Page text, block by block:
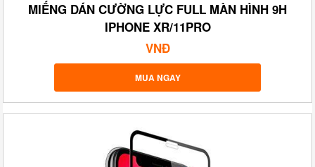
MIẾNG DÁN CƯỜNG LỰC FULL MÀN HÌNH 9H
IPHONE XR/11PRO
VNĐ
MUA NGAY